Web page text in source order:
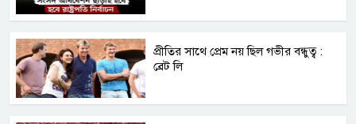
প্রীতির সাথে প্রেম নয় ছিল গভীর বন্ধুত্ব :
ব্রেট লি